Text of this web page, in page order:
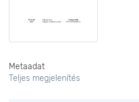
Metaadat
Teljes megjelenítés